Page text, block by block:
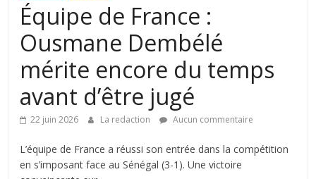
Équipe de France :
Ousmane Dembélé
mérite encore du temps
avant d’être jugé
22 juin 2026 La redaction Aucun commentaire
L’équipe de France a réussi son entrée dans la compétition
en s’imposant face au Sénégal (3-1). Une victoire